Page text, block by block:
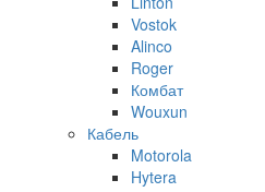
Vostok
Alinco
Roger
Комбат
Wouxun
Кабель
Motorola
Hytera